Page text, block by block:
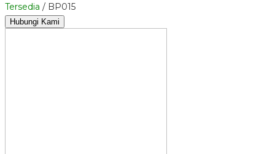
Tersedia / BP015
Hubungi Kami